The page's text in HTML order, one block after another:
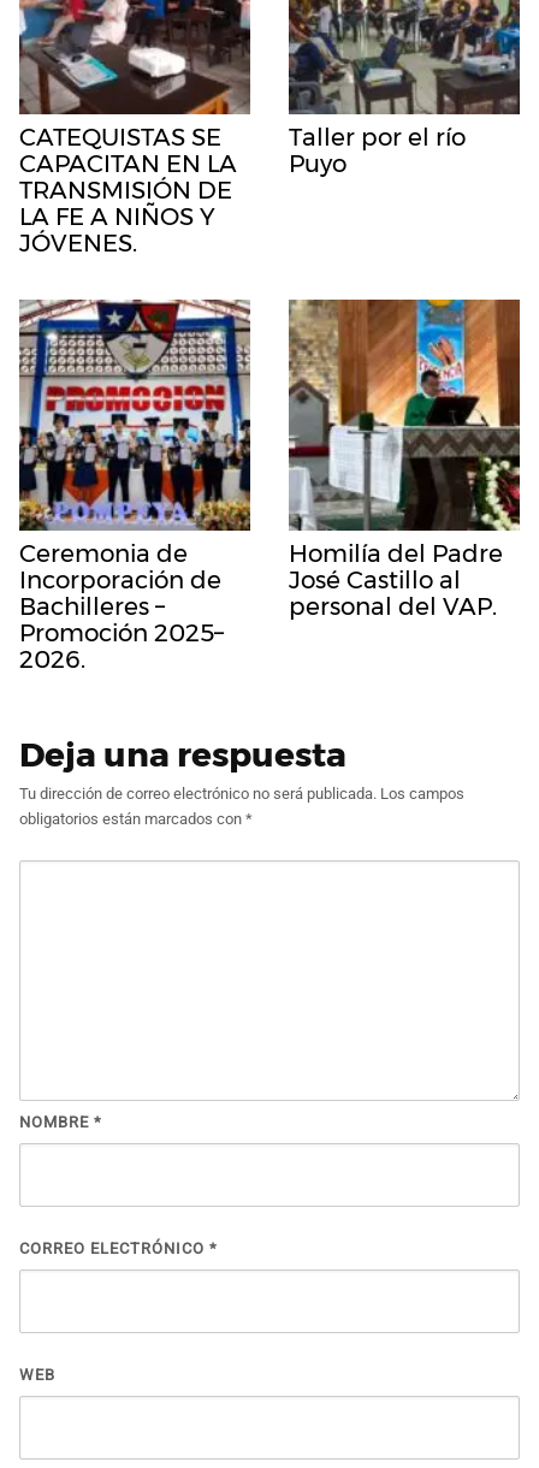
CATEQUISTAS SE
CAPACITAN EN LA
TRANSMISIÓN DE
LA FE A NIÑOS Y
JÓVENES.
Taller por el río
Puyo
Ceremonia de
Incorporación de
Bachilleres –
Promoción 2025–
2026.
Homilía del Padre
José Castillo al
personal del VAP.
Deja una respuesta
Tu dirección de correo electrónico no será publicada. Los campos
obligatorios están marcados con *
NOMBRE *
CORREO ELECTRÓNICO *
WEB